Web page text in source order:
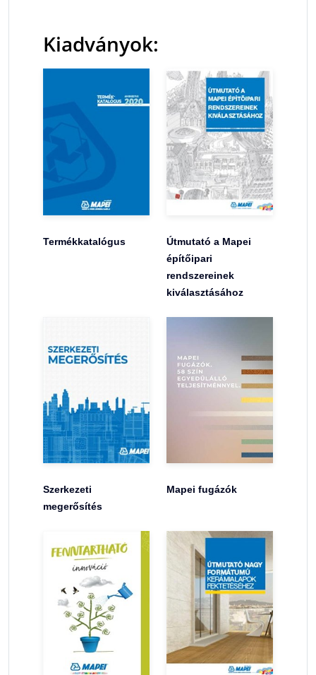
Kiadványok:
Termékkatalógus
Útmutató a Mapei
építőipari
rendszereinek
kiválasztásához
Szerkezeti
megerősítés
Mapei fugázók